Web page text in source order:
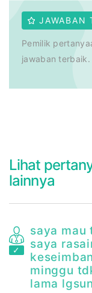
JAWABAN
Pemilik
jawaban terbaik.
Lihat
lainnya
saya mau
saya
minggu
lama